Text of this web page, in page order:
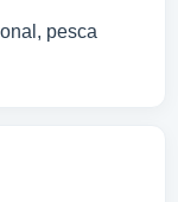
pesca